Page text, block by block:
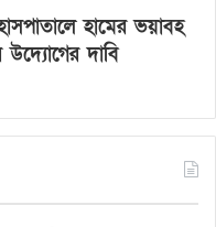
হামের ভয়াবহ
উদ্যোগের দাবি